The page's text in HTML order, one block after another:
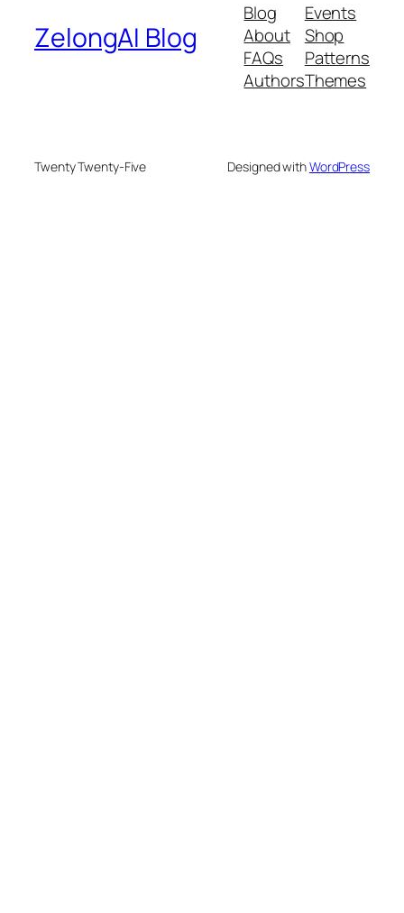
ZelongAI Blog
Blog
About
FAQs
Authors
Events
Shop
Patterns
Themes
Twenty Twenty-Five Designed withWordPress